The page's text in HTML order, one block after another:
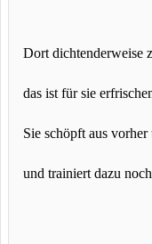
Dort dichtenderweise
das ist für sie
Sie schöpft aus
und trainiert dazu